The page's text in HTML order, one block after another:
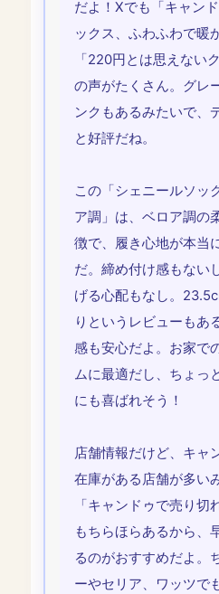
だよ！Xでも「キャン
ックス、ふわふわで暖
「220円とは思えない
の声がたくさん。グレ
ンクもあるみたいで、
と好評だね。
この「シェニールソッ
ア調」は、ベロア調の
徴で、履き心地が本当
だ。締め付け感もない
げる心配もなし。
りというレビューもあ
感も安心だよ。お家で
ムに最適だし、ちょっ
にも喜ばれそう！
店舗情報だけど、キャ
在庫がある店舗が多い
「キャンドゥで売り切
もちらほらあるから、
るのがおすすめだよ。
ーやセリア、ワッツで